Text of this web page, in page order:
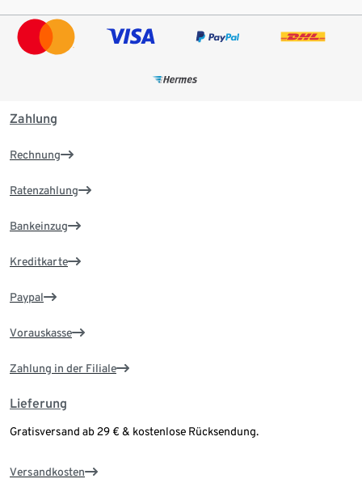
Zahlung
Rechnung
Ratenzahlung
Bankeinzug
Kreditkarte
Paypal
Vorauskasse
Zahlung in der Filiale
Lieferung
Gratisversand ab 29 € & kostenlose Rücksendung.
Versandkosten